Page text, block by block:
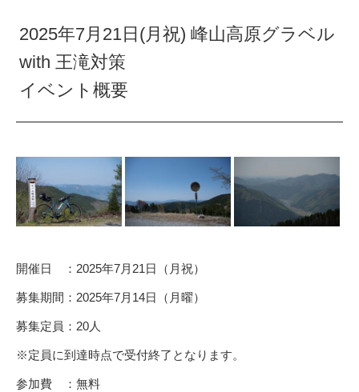
2025年7月21日(月祝) 峰山高原グラベル
with 王滝対策
イベント概要
開催日 ：2025年7月21日（月祝）
募集期間：2025年7月14日（月曜）
募集定員：20人
※定員に到達時点で受付終了となります。
参加費 ：無料